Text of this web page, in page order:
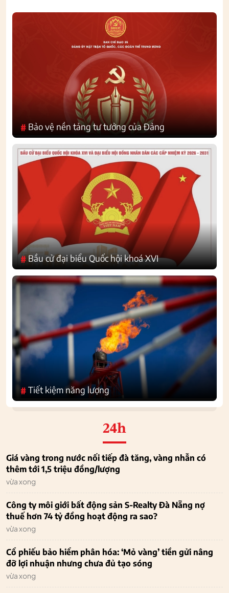
# Bảo vệ nền tảng tư tưởng của Đảng
#Bầu cử đại biểu Quốc hội khoá XVI
#Tiết kiệm năng lượng
24h
Giá vàng trong nước nối tiếp đà tăng, vàng nhẫn có
thêm tới 1,5 triệu đồng/lượng
vừa xong
Công ty môi giới bất động sản S-Realty Đà Nẵng nợ
thuế hơn 74 tỷ đồng hoạt động ra sao?
vừa xong
Cổ phiếu bảo hiểm phân hóa: ‘Mỏ vàng’ tiền gửi nâng
đỡ lợi nhuận nhưng chưa đủ tạo sóng
vừa xong